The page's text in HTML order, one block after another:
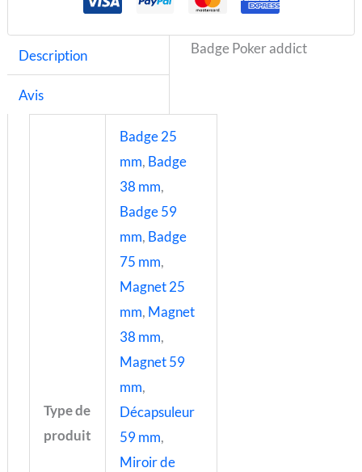
Description
Avis
Badge Poker addict
Type de
produit
Badge 25
mm, Badge
38 mm,
Badge 59
mm, Badge
75 mm,
Magnet 25
mm, Magnet
38 mm,
Magnet 59
mm,
Décapsuleur
59 mm,
Miroir de